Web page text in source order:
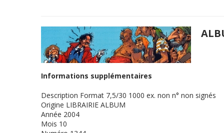
Informations supplémentaires
Description Format 7,5/30 1000 ex. non n° non signés
Origine LIBRAIRIE ALBUM
Année 2004
Mois 10